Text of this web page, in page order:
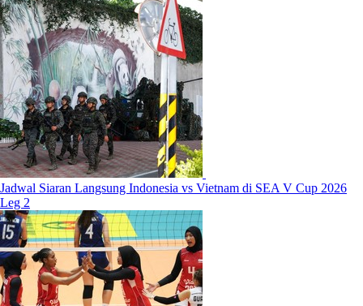
Jadwal Siaran Langsung Indonesia vs Vietnam di SEA V Cup 2026
Leg 2